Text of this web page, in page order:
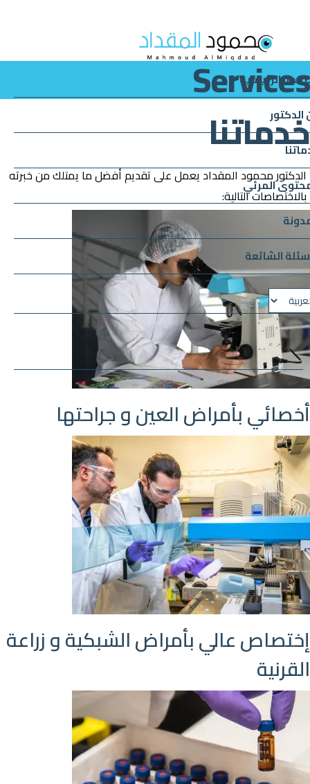
الرئيسية
المرئي
الشائعة
Services
خدماتنا
الدكتور محمود المقداد يعمل على تقديم أفضل ما يمتلك من خبرته
بالاختصاصات التالية:
أخصائي بأمراض العين و جراحتها
إختصاص عالي بأمراض الشبكية و زراعة
القرنية